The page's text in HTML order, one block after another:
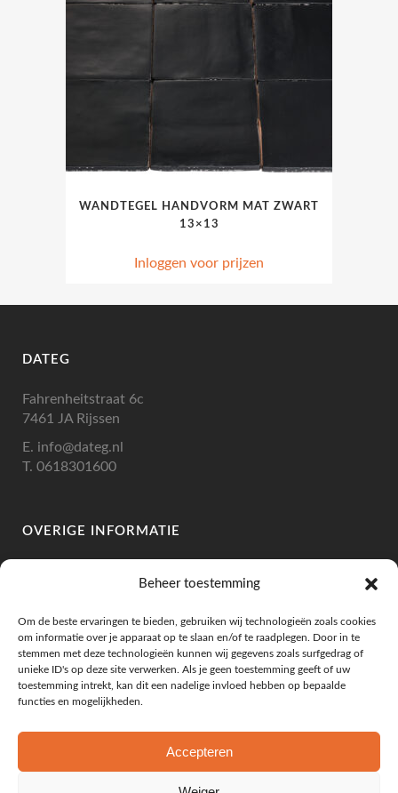
Beheer toestemming
Om de beste ervaringen te bieden, gebruiken wij technologieën zoals cookies
om informatie over je apparaat op te slaan en/of te raadplegen. Door in te
stemmen met deze technologieën kunnen wij gegevens zoals surfgedrag of
unieke ID's op deze site verwerken. Als je geen toestemming geeft of uw
toestemming intrekt, kan dit een nadelige invloed hebben op bepaalde
functies en mogelijkheden.
Accepteren
WANDTEGEL HANDVORM MAT ZWART
13×13
Inloggen voor prijzen
DATEG
Fahrenheitstraat 6c
7461 JA Rijssen
E. info@dateg.nl
T. 0618301600
OVERIGE INFORMATIE
BTW: NL002307263B78
KVK: 73219886
KLANTENSERVICE